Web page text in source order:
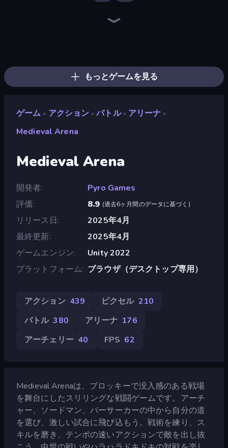
もっとゲームを見る
ゲーム » アクション » バトル » アリーナ »
Medieval Arena
Medieval Arena
開発者
Pyro Games
評価
8.9 (過去6ヶ月間のデータに基づく )
リリース日
2025年4月
最終更新
2025年4月
ゲームエンジン
Unity 2022
プラットフォーム ブラウザ（デスクトップ専用）
アクション 439 ピクセル 210
バトル 380 アリーナ 176
アーチェリー 40 FPS 62
Medieval Arenaは、ブロッキーで没入感のある戦場
を舞台にしたスリリングな戦闘ゲームです。アーチ
ャー、ソードマン、バーサーカーの中から自分の道
を選び、激しい試合に飛び込もう。戦術を練り、ス
キルを磨き、テンポの速いアクションで敵を出し抜